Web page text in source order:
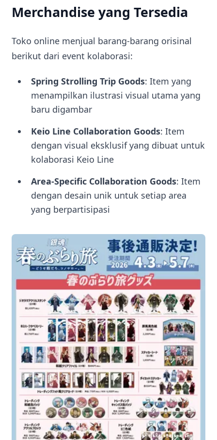
Merchandise yang Tersedia
Toko online menjual barang-barang orisinal
berikut dari event kolaborasi:
Spring Strolling Trip Goods: Item yang
menampilkan ilustrasi visual utama yang
baru digambar
Keio Line Collaboration Goods: Item
dengan visual eksklusif yang dibuat untuk
kolaborasi Keio Line
Area-Specific Collaboration Goods: Item
dengan desain unik untuk setiap area
yang berpartisipasi